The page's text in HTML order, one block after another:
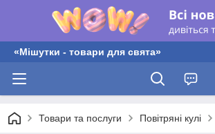
«Мішутки - товари для свята»
Товари та послуги Повітряні кулі